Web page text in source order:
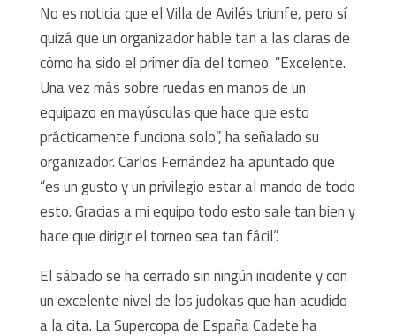
No es noticia que el Villa de Avilés triunfe, pero sí
quizá que un organizador hable tan a las claras de
cómo ha sido el primer día del torneo. “Excelente.
Una vez más sobre ruedas en manos de un
equipazo en mayúsculas que hace que esto
prácticamente funciona solo”, ha señalado su
organizador. Carlos Fernández ha apuntado que
“es un gusto y un privilegio estar al mando de todo
esto. Gracias a mi equipo todo esto sale tan bien y
hace que dirigir el torneo sea tan fácil”.
El sábado se ha cerrado sin ningún incidente y con
un excelente nivel de los judokas que han acudido
a la cita. La Supercopa de España Cadete ha